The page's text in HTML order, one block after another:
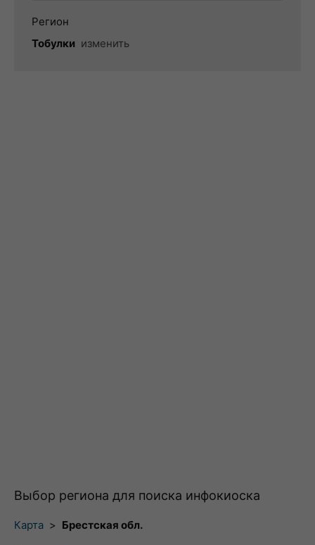
Регион
Тобулки изменить
Выбор региона для поиска инфокиоска
Карта > Брестская обл.